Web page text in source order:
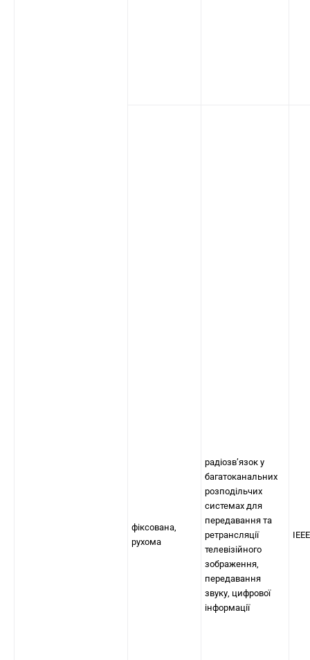
фіксована,
рухома
радіозв’язок у
багатоканальних
розподільчих
системах для
передавання та
ретрансляції
телевізійного
зображення,
передавання
звуку, цифрової
інформації